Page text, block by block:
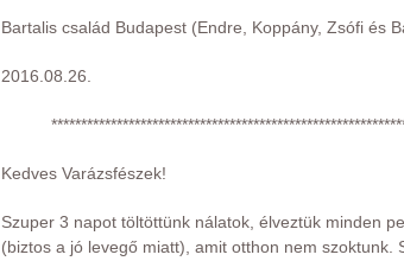
Bartalis család Budapest (Endre, Koppány, Zsófi és
2016.08.26.
Kedves Varázsfészek!
Szuper 3 napot töltöttünk nálatok, élveztük minden
(biztos a jó levegő miatt), amit otthon nem szoktunk.